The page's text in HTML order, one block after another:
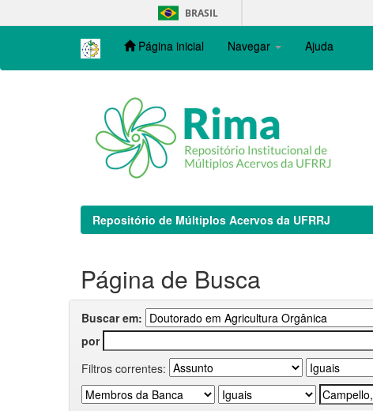
navigation
BRASIL
Página inicial Navegar Ajuda
Repositório de Múltiplos Acervos da UFRRJ
Página de Busca
Buscar em:
por
Filtros correntes: